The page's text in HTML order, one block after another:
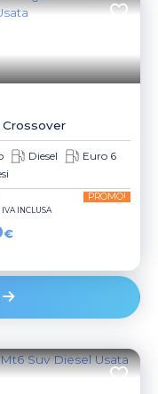
Crossover
Diesel
Euro 6
PROMO!
IVA INCLUSA
€